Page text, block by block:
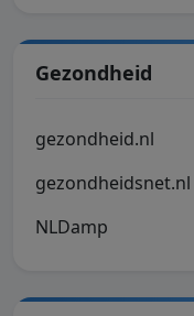
Gezondheid
gezondheid.nl
gezondheidsnet.nl
NLDamp